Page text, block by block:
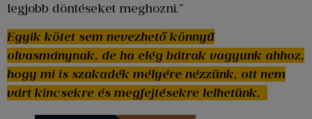
legjobb döntéseket meghozni.”
Egyik kötet sem nevezhető könnyű
olvasmánynak, de ha elég bátrak vagyunk ahhoz,
hogy mi is szakadék mélyére nézzünk, ott nem
várt kincsekre és megfejtésekre lelhetünk.